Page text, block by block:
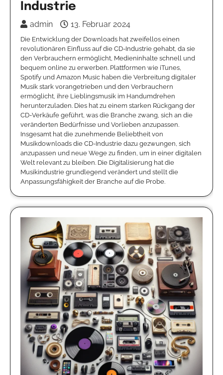
Industrie
admin 13. Februar 2024
Die Entwicklung der Downloads hat zweifellos einen
revolutionären Einfluss auf die CD-Industrie gehabt, da sie
den Verbrauchern ermöglicht, Medieninhalte schnell und
bequem online zu erwerben. Plattformen wie iTunes,
Spotify und Amazon Music haben die Verbreitung digitaler
Musik stark vorangetrieben und den Verbrauchern
ermöglicht, ihre Lieblingsmusik im Handumdrehen
herunterzuladen. Dies hat zu einem starken Rückgang der
CD-Verkäufe geführt, was die Branche zwang, sich an die
veränderten Bedürfnisse und Vorlieben anzupassen.
Insgesamt hat die zunehmende Beliebtheit von
Musikdownloads die CD-Industrie dazu gezwungen, sich
anzupassen und neue Wege zu finden, um in einer digitalen
Welt relevant zu bleiben. Die Digitalisierung hat die
Musikindustrie grundlegend verändert und stellt die
Anpassungsfähigkeit der Branche auf die Probe.